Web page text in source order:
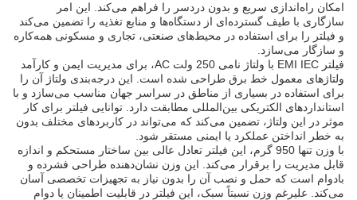
امکان راه‌اندازی سریع و بدون دردسر را فراهم می‌کند. این امر
سازگاری با طیف گسترده‌ای از دستگاه‌ها و منابع تغذیه را تضمین می‌کند
و فیلتر را برای استفاده در محیط‌های صنعتی، تجاری و مسکونی همه‌کاره
و سازگار می‌سازد.
فیلتر EMI IEC با ولتاژ نامی 250 ولت AC، برای مدیریت ایمن و کارآمد
ولتاژهای معمول خط برق طراحی شده است. این درجه‌بندی ولتاژ آن را
برای استفاده در بسیاری از مناطق در سراسر جهان مناسب می‌سازد و با
استانداردهای الکتریکی بین‌المللی مطابقت دارد. توانایی فیلتر برای کار
موثر در این ولتاژ، تضمین می‌کند که می‌تواند در کاربردهای مختلف بدون
به خطر انداختن عملکرد یا ایمنی مستقر شود.
با وزن تنها 950 گرم، این فیلتر تعادل عالی بین ساختار مستحکم و اندازه
قابل مدیریت را برقرار می‌کند. این وزن نشان‌دهنده طراحی فشرده و
بادوام است که حمل و نصب آن را بدون نیاز به تجهیزات تخصصی آسان
می‌کند. علیرغم وزن نسبتاً سبک، این فیلتر در قابلیت اطمینان یا دوام